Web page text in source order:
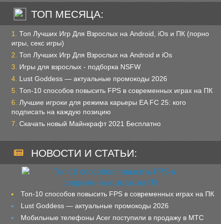
ТОП МЕСЯЦА:
Топ Лучших Игр Для Взрослых на Android, iOs и ПК (порно
игры, секс игры)
Топ Лучших Игр Для Взрослых на Android и iOs
Игры для взрослых - подборка NSFW
Lust Goddess — актуальные промокоды 2026
Топ-10 способов повысить FPS в современных играх на ПК
Лучшие игроки для режима карьеры EA FC 25: кого
подписать на каждую позицию
Скачать новый Майнкрафт 2021 Бесплатно
НОВОСТИ И СТАТЬИ:
Топ-10 способов повысить FPS в современных играх на ПК
Lust Goddess — актуальные промокоды 2026
Мобильные телефоны Acer поступили в продажу в МТС